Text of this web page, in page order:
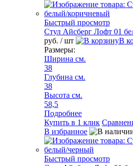
Быстрый просмотр
Стул Айсберг Лофт 01
руб. / шт
В
Размеры:
Ширина см.
38
Глубина см.
38
Высота см.
58,5
Подробнее
Купить в 1 клик
В избранное
Быстрый просмотр